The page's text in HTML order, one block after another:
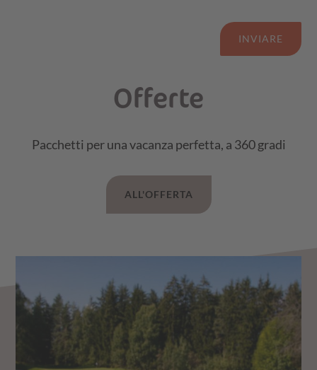
INVIARE
Offerte
Pacchetti per una vacanza perfetta, a 360 gradi
ALL'OFFERTA